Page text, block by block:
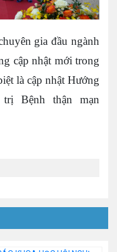
gia đầu ngành
cập nhật mới trong
là cập nhật Hướng
Bệnh thận mạn